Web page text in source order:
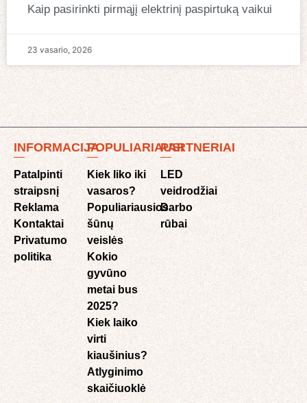
Kaip pasirinkti pirmąjį elektrinį paspirtuką vaikui
23 vasario, 2026
INFORMACIJA
Patalpinti
straipsnį
Reklama
Kontaktai
Privatumo
politika
POPULIARIAUSI
Kiek liko iki
vasaros?
Populiariausios
šūnų
veislės
Kokio
gyvūno
metai bus
2025?
Kiek laiko
virti
kiaušinius?
Atlyginimo
skaičiuoklė​
PARTNERIAI
LED
veidrodžiai
Darbo
rūbai